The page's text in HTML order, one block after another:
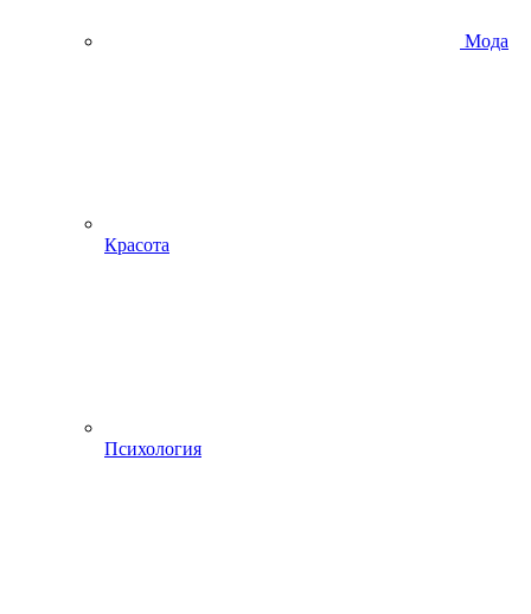
Мода
Красота
Психология